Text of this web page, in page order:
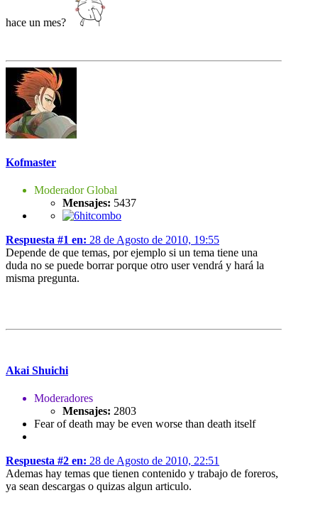
hace un mes?
Kofmaster
Moderador Global
Mensajes: 5437
Respuesta #1 en: 28 de Agosto de 2010, 19:55
Depende de que temas, por ejemplo si un tema tiene una
duda no se puede borrar porque otro user vendrá y hará la
misma pregunta.
Akai Shuichi
Moderadores
Mensajes: 2803
Fear of death may be even worse than death itself
Respuesta #2 en: 28 de Agosto de 2010, 22:51
Ademas hay temas que tienen contenido y trabajo de foreros,
ya sean descargas o quizas algun articulo.